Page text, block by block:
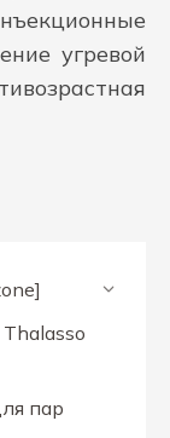
угревой
пар